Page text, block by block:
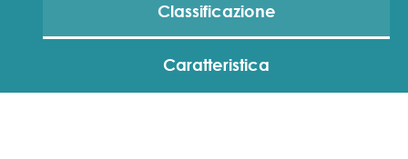
Classificazione
Caratteristica